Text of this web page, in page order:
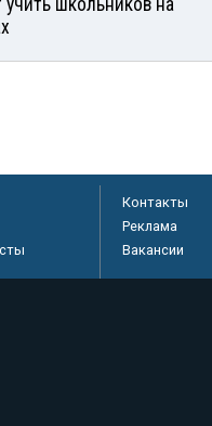
Контакты
Реклама
Вакансии